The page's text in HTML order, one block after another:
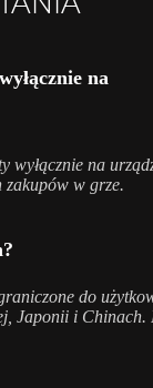
na
wyłącznie na
w grze.
do
Japonii i Chinach.